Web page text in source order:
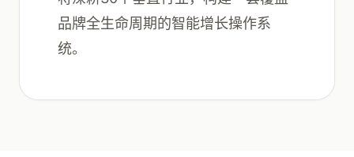
品牌全生命周期的智能增长操作系
统。